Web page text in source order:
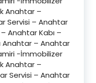
Anahtar –
Servisi – Anahtar
Anahtar Kabı –
Anahtar – Anahtar
-İmmobilizer
Anahtar –
Servisi – Anahtar